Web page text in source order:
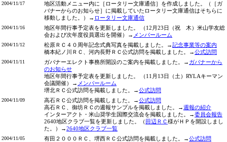
2004/11/17
地区活動メニュー内に［ロータリー文庫通信］を作成しました。（［ガ
バナーからのお知らせ］に掲載していたロータリー文庫通信はそちらに
移動しました。）→ ロータリー文庫通信
2004/11/16
地区年間行事予定表を更新しました。 （12月23日（祝 木）米山学友総
会および次年度役員選出を開催）→ メンバールーム
2004/11/12 松原ＲＣ４０周年記念式典写真を掲載しました。→記念事業等の案内
橋本紀ノ川ＲＣ、河内長野ＲＣ公式訪問を掲載しました。→公式訪問
2004/11/11 ガバナーエレクト事務所開設のご案内を掲載しました。→ ガバナーから
のお知らせ
地区年間行事予定表を更新しました。 （11月13日（土）RYLAキーマン
会議開催）→ メンバールーム
堺北ＲＣ公式訪問を掲載しました。→公式訪問
2004/11/09 高石ＲＣ公式訪問を掲載しました。→公式訪問
高石ＲＣ、御坊ＲＣの週報サンプルを掲載しました。→週報の紹介
インターアクト・米山奨学生国際交流会を掲載しました。→委員会報告
2640地区クラブ一覧を更新しました。（田辺ＲＣ様がＨＰを開設しまし
た。）→2640地区クラブ一覧
2004/11/05 有田２０００ＲＣ、堺西ＲＣ公式訪問を掲載しました。→公式訪問